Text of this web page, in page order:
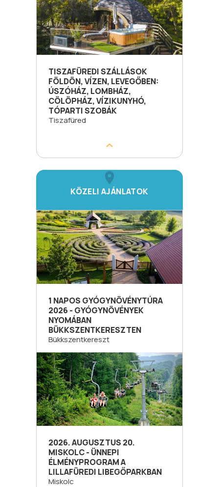
TISZAFÜREDI SZÁLLÁSOK
FÖLDÖN, VÍZEN, LEVEGŐBEN:
ÚSZÓHÁZ, LOMBHÁZ,
CÖLÖPHÁZ, VÍZIKUNYHÓ,
TÓPARTI SZOBÁK
Tiszafüred
KÖZELI AJÁNLATOK
1 NAPOS GYÓGYNÖVÉNYTÚRA
2026 - GYÓGYNÖVÉNYEK
NYOMÁBAN
BÜKKSZENTKERESZTEN
Bükkszentkereszt
2026. AUGUSZTUS 20.
MISKOLC - ÜNNEPI
ÉLMÉNYPROGRAM A
LILLAFÜREDI LIBEGŐPARKBAN
Miskolc